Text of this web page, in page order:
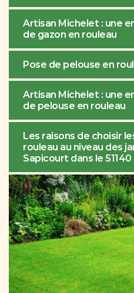
Artisan Michelet : une
de gazon en rouleau
Pose de pelouse en
Artisan Michelet : une
de pelouse en rouleau
Les raisons de choisir
rouleau au niveau des
Sapicourt dans le 51140